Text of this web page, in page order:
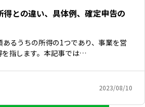
得との違い、具体例、確定申告の
るうちの所得の1つであり、事業を営
指します。本記事では…
2023/08/10